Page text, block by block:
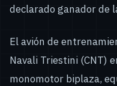
declarado ganador de
El avión de
Navali Triestini (CNT)
monomotor biplaza,